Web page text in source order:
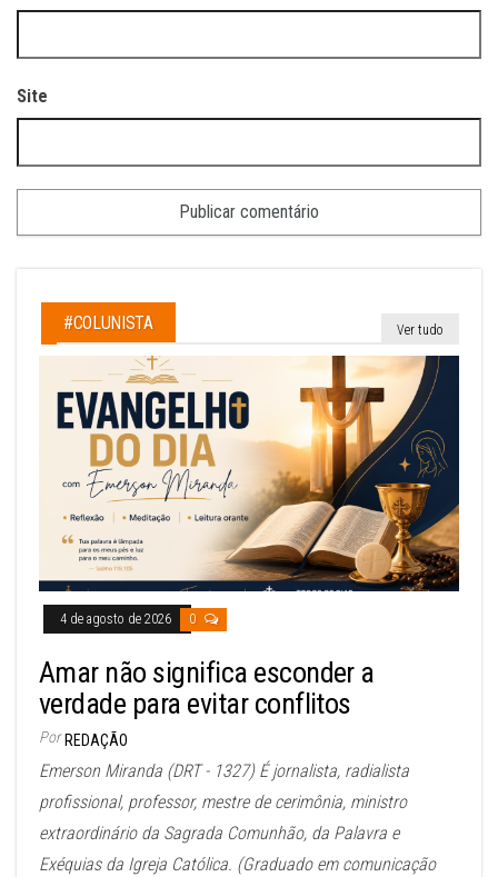
Site
#COLUNISTA Ver tudo
4 de agosto de 2026 0
Amar não significa esconder a
verdade para evitar conflitos
Por REDAÇÃO
Emerson Miranda (DRT - 1327) É jornalista, radialista
profissional, professor, mestre de cerimônia, ministro
extraordinário da Sagrada Comunhão, da Palavra e
Exéquias da Igreja Católica. (Graduado em comunicação